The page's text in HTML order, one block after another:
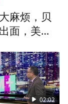
麻烦，贝
面，美方
02:02